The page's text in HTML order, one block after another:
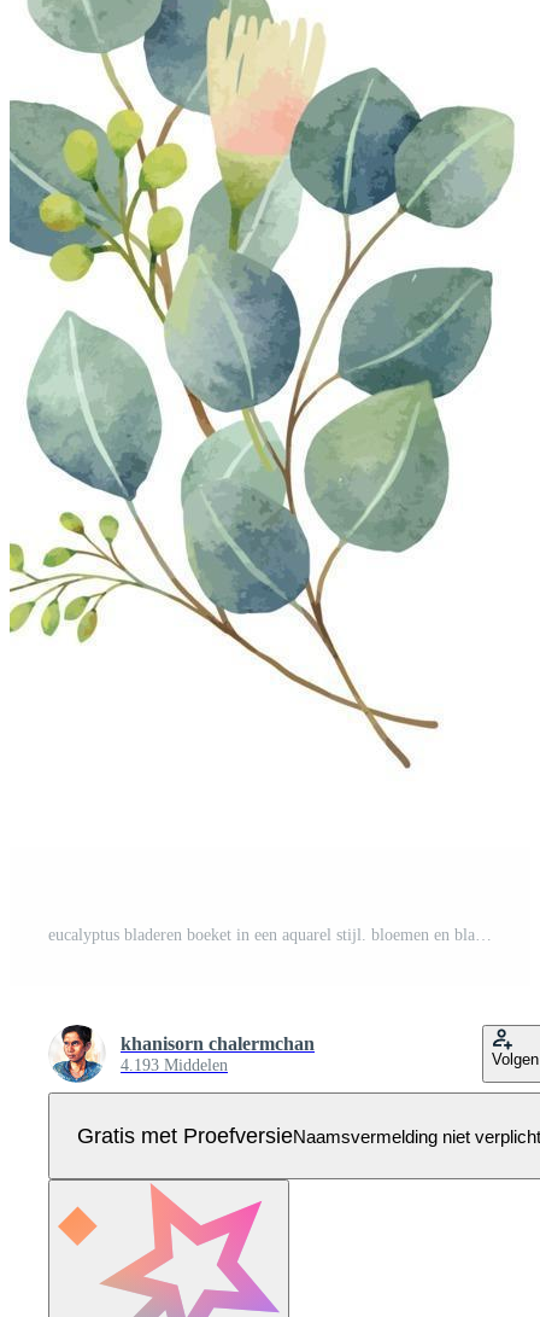
eucalyptus bladeren boeket in een aquarel stijl. bloemen en bladeren Pro Vector
khanisorn chalermchan
4.193 Middelen Volgen
Gratis met ProefversieNaamsvermelding niet verplicht